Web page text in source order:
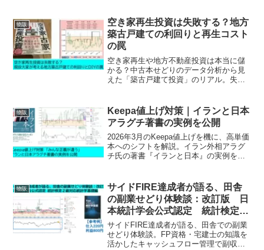
ーポンの活用法とあわせて解説します。
物販
空き家再生投資は失敗する？地方
築古戸建ての利回りと再生コスト
の罠
空き家再生や地方不動産投資は本当に儲
かる？中古本せどりのデータ分析から見
えた「築古戸建て投資」のリアル。失敗
者でも失敗しないための判断基準を実体
験から伝授します。
物販
Keepa値上げ対策｜イランと日本
アラグチ著書の実例を公開
2026年3月のKeepa値上げを機に、高単価
本へのシフトを解説。イラン外相アラグ
チ氏の著書『イランと日本』の実例を元
界で平和を願いつつ、数字を信じて生き
抜く実務家の記録。
物販
サイドFIRE達成者が語る、田舎
の副業せどり体験談：改訂版 日
本統計学会公式認定 統計検定２
級対応 統計学基礎編
サイドFIRE達成者が語る、田舎での副業
せどり体験談。FP資格・宅建士の知識を
活かしたキャッシュフロー管理で副収入